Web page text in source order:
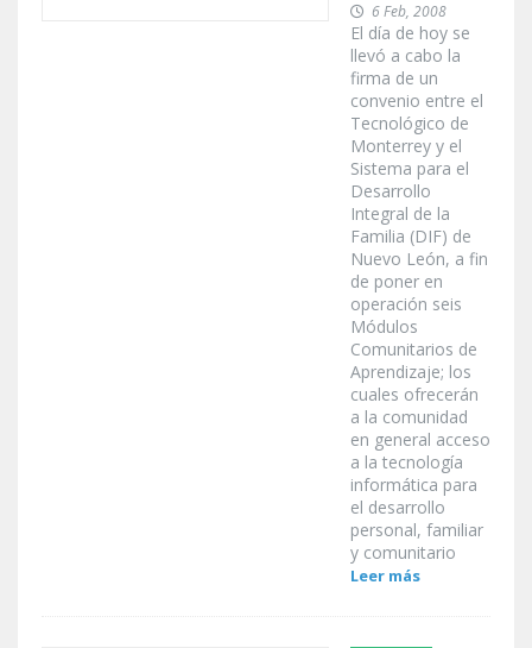
6 Feb, 2008
El día de hoy se
llevó a cabo la
firma de un
convenio entre el
Tecnológico de
Monterrey y el
Sistema para el
Desarrollo
Integral de la
Familia (DIF) de
Nuevo León, a fin
de poner en
operación seis
Módulos
Comunitarios de
Aprendizaje; los
cuales ofrecerán
a la comunidad
en general acceso
a la tecnología
informática para
el desarrollo
personal, familiar
y comunitario
Leer más